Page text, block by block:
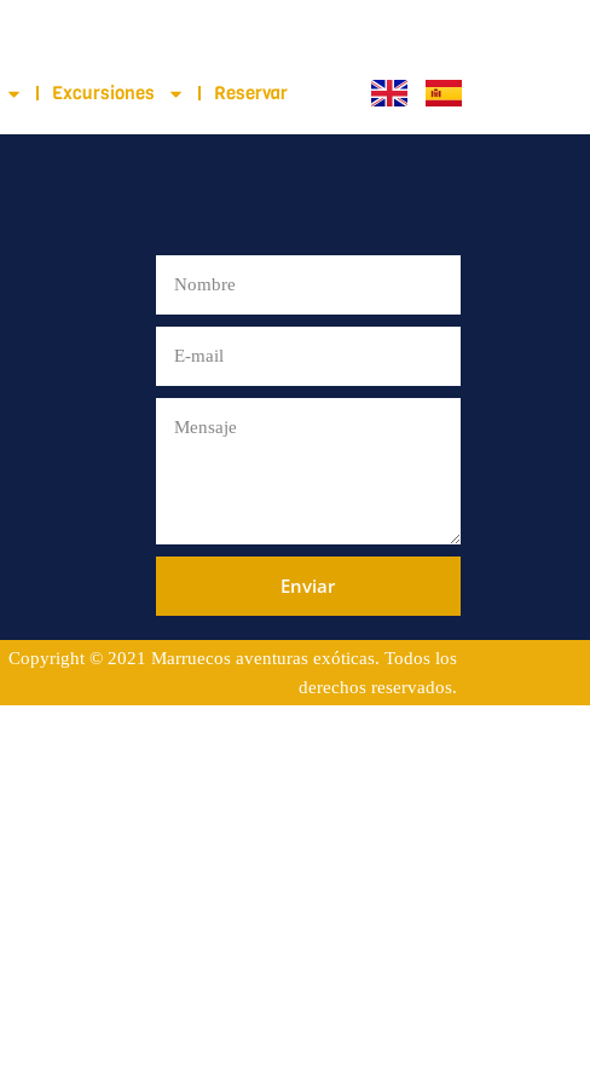
Excursiones Reservar
Enviar
Copyright © 2021 Marruecos aventuras exóticas. Todos los
derechos reservados.